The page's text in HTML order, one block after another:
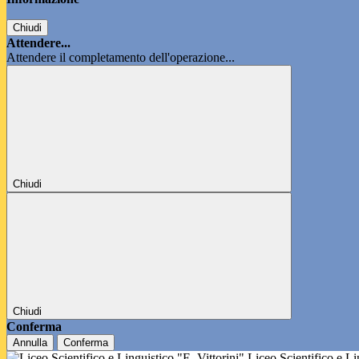
Chiudi
Attendere...
Attendere il completamento dell'operazione...
Chiudi
Chiudi
Conferma
Annulla Conferma